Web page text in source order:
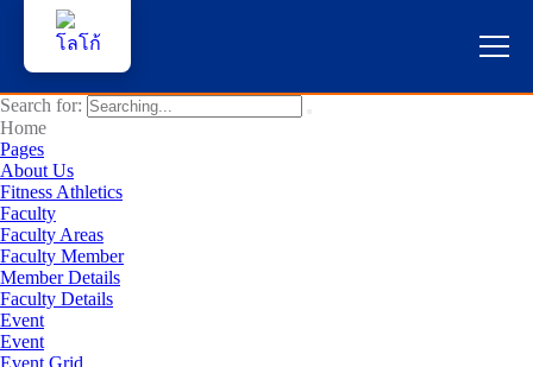
Search for:
Home
Pages
About Us
Fitness Athletics
Faculty
Faculty Areas
Faculty Member
Member Details
Faculty Details
Event
Event
Event Grid
หน้าแรก
ผู้สนใจสมัครเรียน
บริการนักศึกษา
คณาจารย์และบุคลากร